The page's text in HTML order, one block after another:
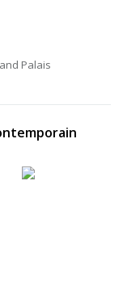
Palais